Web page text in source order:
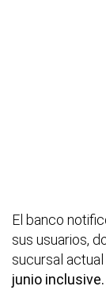
El banco
sus usuarios,
sucursal
junio inclusive.